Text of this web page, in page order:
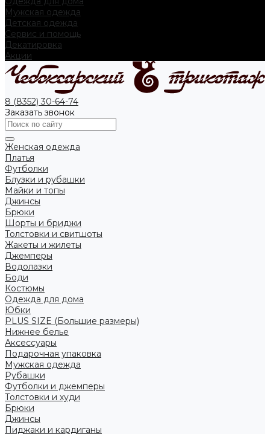
Мужская одежда
Детская одежда
Сервис и помощь
Декатировка
Акции
8 (8352) 30-64-74
Заказать звонок
Женская одежда
Платья
Футболки
Блузки и рубашки
Майки и топы
Джинсы
Брюки
Шорты и бриджи
Толстовки и свитшоты
Жакеты и жилеты
Джемперы
Водолазки
Боди
Костюмы
Одежда для дома
Юбки
PLUS SIZE (Большие размеры)
Нижнее белье
Аксессуары
Подарочная упаковка
Мужская одежда
Рубашки
Футболки и джемперы
Толстовки и худи
Брюки
Джинсы
Пиджаки и кардиганы